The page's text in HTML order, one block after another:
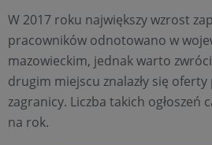
W 2017 roku największy wzrost
pracowników odnotowano w
mazowieckim, jednak warto
drugim miejscu znalazły się oferty
zagranicy. Liczba takich ogłoszeń
na rok.